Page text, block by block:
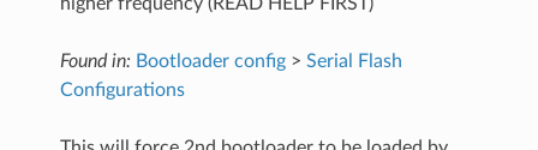
Found in: Bootloader config> Serial Flash
Configurations